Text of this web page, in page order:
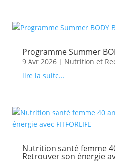
Programme Summer
9 Avr 2026| Nutrition et
lire la suite...
Nutrition santé femme
Retrouver son énergie